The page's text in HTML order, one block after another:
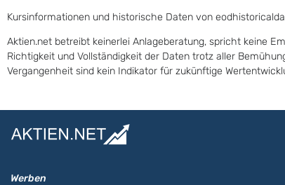
Kursinformationen und historische Daten von
Aktien.net betreibt keinerlei Anlageberatung, spricht keine
Richtigkeit und Vollständigkeit der Daten trotz aller
Vergangenheit sind kein Indikator für zukünftige
Werben